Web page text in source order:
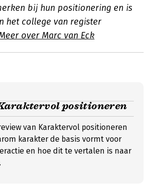
bij hun positionering en is
het college van register
over Marc van Eck
positioneren
van Karaktervol positioneren
karakter de basis vormt voor
en hoe dit te vertalen is naar